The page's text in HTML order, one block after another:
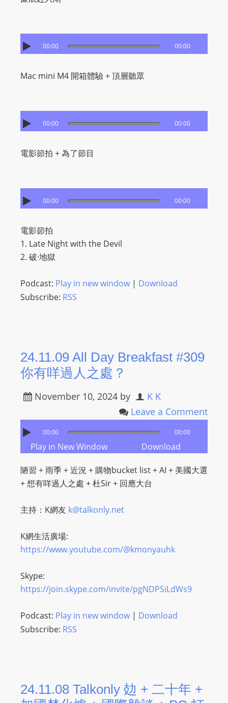
00:00 00:00
Mac mini M4 開箱體驗 + 頂層聽眾
00:00 00:00
電影節拍 + 為了節目
00:00 00:00
電影節拍
1. Late Night with the Devil
2. 破·地獄
Podcast: Play in new window| Download
Subscribe: RSS
24.11.09 All Day Breakfast #309
你有咩過人之處？
November 10, 2024 by
K K
Leave a Comment
00:00 00:00
Play in New Window Download
陋習 + 雨季 + 近況 + 購物bucket list + AI + 美國大選
+ 想有咩過人之處 + 杜Sir + 回應大台
主持：K網友 k@talkonly.net
K網生活廣場:
https://www.youtube.com/@kmonyauhk
Skype:
https://join.skype.com/invite/pgNDPSiLdWs9
Podcast: Play in new window| Download
Subscribe: RSS
24.11.08 Talkonly 攰 + 二十年 +